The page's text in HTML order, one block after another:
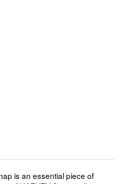
is an essential piece of